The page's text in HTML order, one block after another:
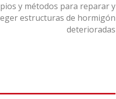
y métodos para reparar y
estructuras de hormigón
deterioradas